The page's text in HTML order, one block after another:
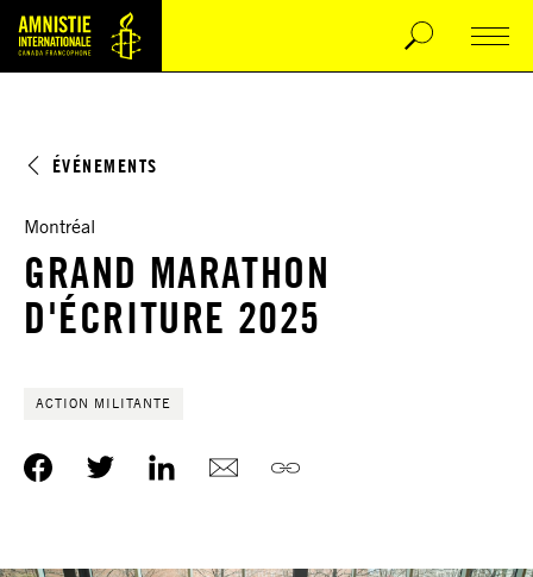
ÉVÉNEMENTS
Montréal
GRAND MARATHON
D'ÉCRITURE 2025
ACTION MILITANTE